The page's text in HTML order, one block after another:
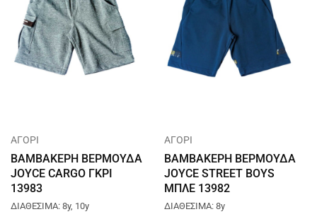
ΑΓΟΡΙ
ΒΑΜΒΑΚΕΡΗ ΒΕΡΜΟΥΔΑ
JOYCE CARGO ΓΚΡΙ
13983
ΔΙΑΘΕΣΙΜΑ: 8y, 10y
ΑΓΟΡΙ
ΒΑΜΒΑΚΕΡΗ ΒΕΡΜΟΥΔΑ
JOYCE STREET BOYS
ΜΠΛΕ 13982
ΔΙΑΘΕΣΙΜΑ: 8y